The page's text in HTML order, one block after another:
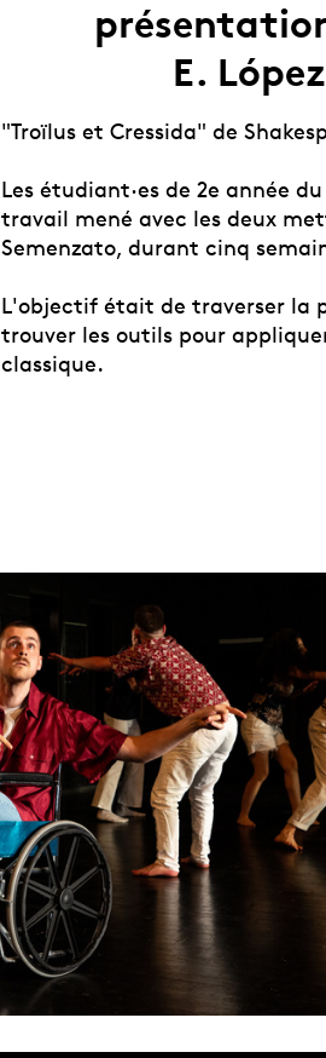
E.
"Troïlus et Cressida" de
Les étudiant·es de 2e année
travail mené avec les deux
Semenzato, durant cinq
L'objectif était de traverser la
trouver les outils pour
classique.